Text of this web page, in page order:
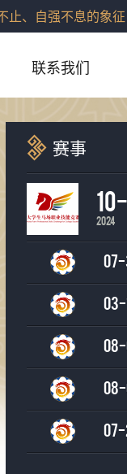
强不息的象
联系我们
赛事
2024
03-